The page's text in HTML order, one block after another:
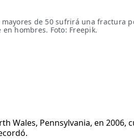
de 50 sufrirá una fractura
hombres. Foto: Freepik.
Wales, Pennsylvania, en 2006,